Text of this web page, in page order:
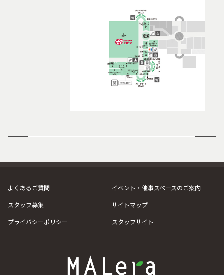
よくあるご質問
イベント・催事スペースのご案内
スタッフ募集
サイトマップ
プライバシーポリシー
スタッフサイト